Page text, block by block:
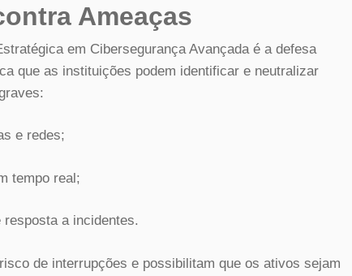
Ameaças
em Cibersegurança Avançada é a defesa
que as instituições podem identificar e neutralizar
e redes;
tempo real;
a incidentes.
de interrupções e possibilitam que os ativos sejam